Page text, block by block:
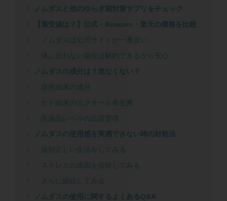
ノムダスと他のゆらぎ期対策サプリをチェック
【最安値は？】公式・Amazon・楽天の価格を比較
ノムダスは公式サイトが一番安い
体に合わない場合は解約できるから安心
ノムダスの成分は？危なくない？
自然由来の成分
ヒト由来のエクオール産生菌
医薬品レベルの品質管理
ノムダスの使用感を実感できない時の対処法
規則正しい生活をしてみる
ストレスの原因を排除してみる
さらに継続してみる
ノムダスの使用に関するよくあるQ&A